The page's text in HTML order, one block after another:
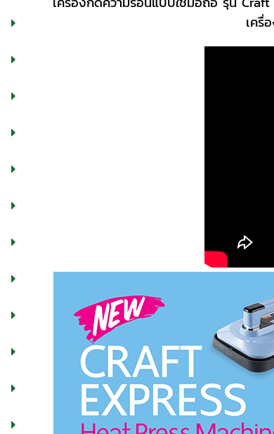
เครื่